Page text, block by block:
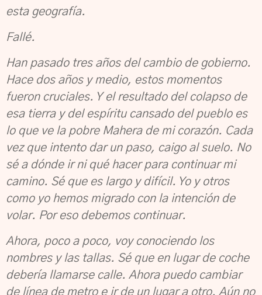
esta geografía.
Fallé.
Han pasado tres años del cambio de gobierno.
Hace dos años y medio, estos momentos
fueron cruciales. Y el resultado del colapso de
esa tierra y del espíritu cansado del pueblo es
lo que ve la pobre Mahera de mi corazón. Cada
vez que intento dar un paso, caigo al suelo. No
sé a dónde ir ni qué hacer para continuar mi
camino. Sé que es largo y difícil. Yo y otros
como yo hemos migrado con la intención de
volar. Por eso debemos continuar.
Ahora, poco a poco, voy conociendo los
nombres y las tallas. Sé que en lugar de coche
debería llamarse calle. Ahora puedo cambiar
de línea de metro e ir de un lugar a otro. Aún no